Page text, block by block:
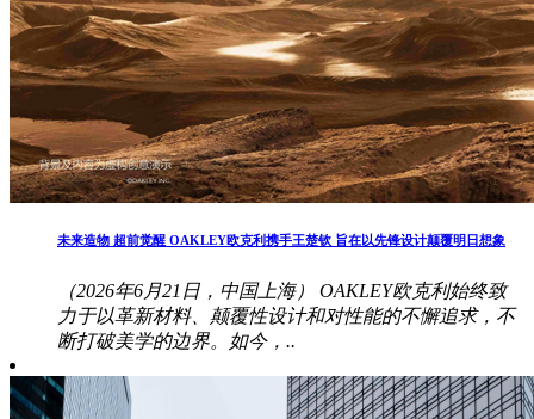
未来造物 超前觉醒 OAKLEY欧克利携手王楚钦 旨在以先锋设计颠覆明日想象
（2026年6月21日，中国上海） OAKLEY欧克利始终致
力于以革新材料、颠覆性设计和对性能的不懈追求，不
断打破美学的边界。如今，..